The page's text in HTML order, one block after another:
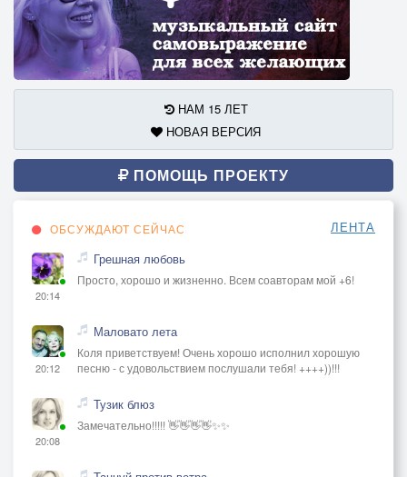
НАМ 15 ЛЕТ
НОВАЯ ВЕРСИЯ
ПОМОЩЬ ПРОЕКТУ
ОБСУЖДАЮТ СЕЙЧАС ЛЕНТА
20:14
Грешная любовь
Просто, хорошо и жизненно. Всем соавторам мой +6!
20:12
Маловато лета
Коля приветствуем! Очень хорошо исполнил хорошую
песню - с удовольствием послушали тебя! ++++))!!!
20:08
Тузик блюз
Замечательно!!!!! 👋👋👋👋✨✨